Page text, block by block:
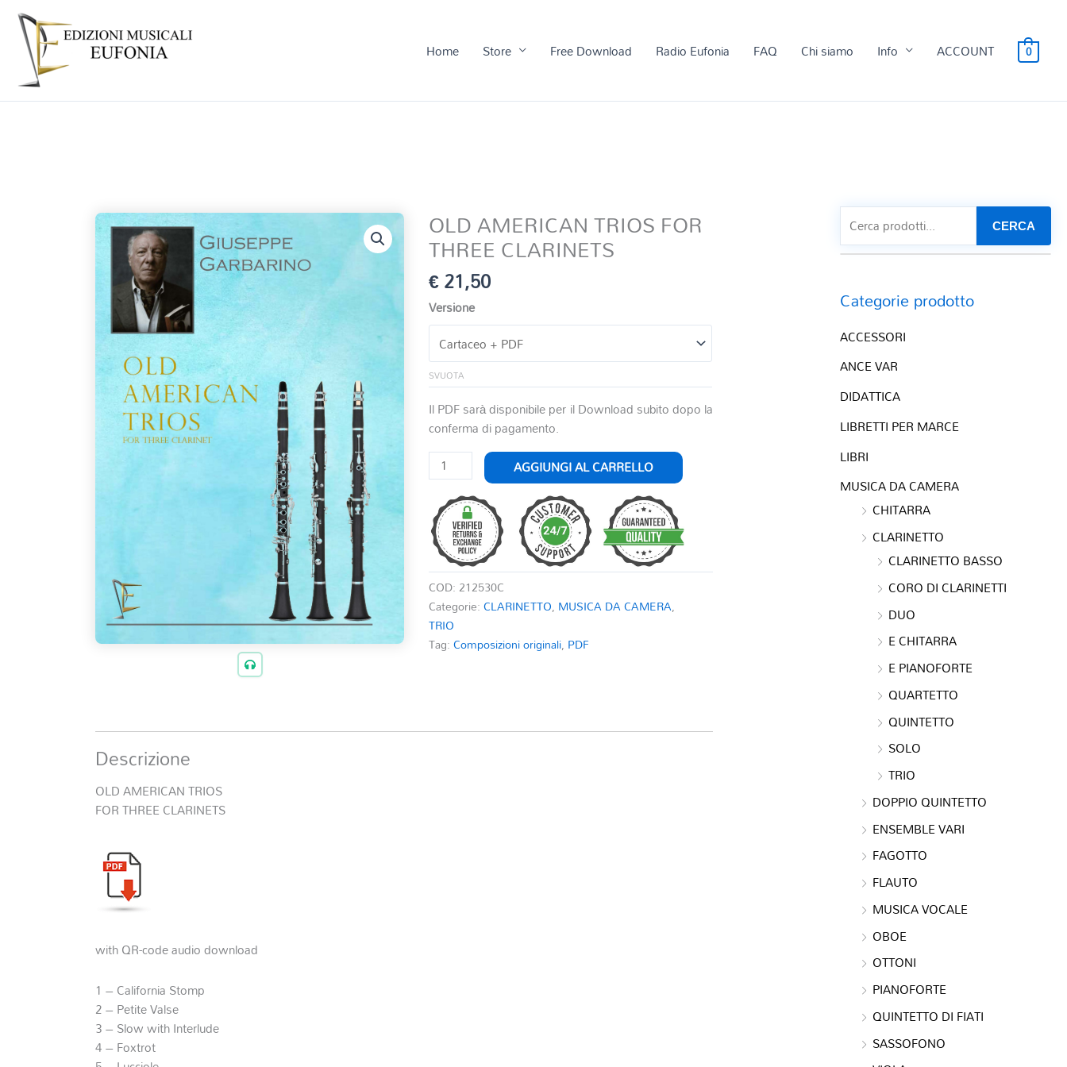
Home Store Free Download Radio Eufonia FAQ Chi siamo Info ACCOUNT 0
OLD AMERICAN TRIOS FOR
THREE CLARINETS
€21,50
Versione
SVUOTA
Il PDF sarà disponibile per il Download subito dopo la
conferma di pagamento.
OLD
AMERICAN
TRIOS
FOR
THREE
CLARINETS
quantità
AGGIUNGI AL CARRELLO
COD: 212530C
Categorie:CLARINETTO, MUSICA DA CAMERA,
TRIO
Tag:Composizioni originali, PDF
Descrizione
OLD AMERICAN TRIOS
FOR THREE CLARINETS
with QR-code audio download
1 – California Stomp
2 – Petite Valse
3 – Slow with Interlude
4 – Foxtrot
CERCA
Categorie prodotto
ACCESSORI
ANCE VAR
DIDATTICA
LIBRETTI PER MARCE
LIBRI
MUSICA DA CAMERA
CHITARRA
CLARINETTO
CLARINETTO BASSO
CORO DI CLARINETTI
DUO
E CHITARRA
E PIANOFORTE
QUARTETTO
QUINTETTO
SOLO
TRIO
DOPPIO QUINTETTO
ENSEMBLE VARI
FAGOTTO
FLAUTO
MUSICA VOCALE
OBOE
OTTONI
PIANOFORTE
QUINTETTO DI FIATI
SASSOFONO